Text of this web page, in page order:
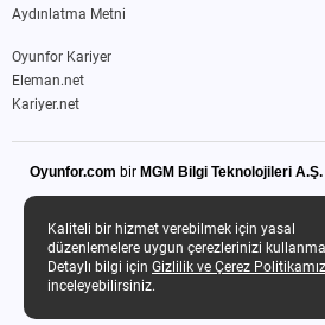
Kaliteli bir hizmet verebilmek için yasal
düzenlemelere uygun çerezlerinizi
Detaylı bilgi için Gizlilik ve Çerez
inceleyebilirsiniz.
Aydınlatma Metni
Oyunfor Kariyer
Eleman.net
Kariyer.net
Oyunfor.com bir MGM Bilgi Teknolojileri A.Ş.